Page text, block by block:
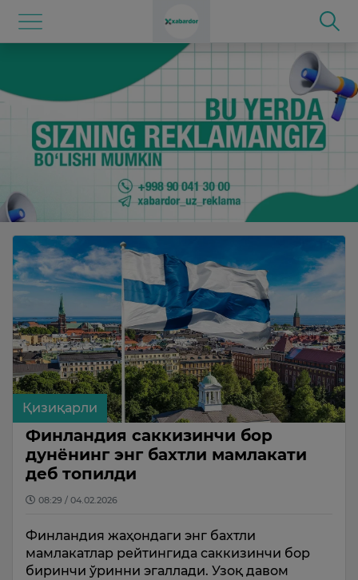
Қизиқарли
Финландия саккизинчи бор
дунёнинг энг бахтли мамлакати
деб топилди
08:29 / 04.02.2026
Финландия жаҳондаги энг бахтли
мамлакатлар рейтингида саккизинчи бор
биринчи ўринни эгаллади. Узоқ давом